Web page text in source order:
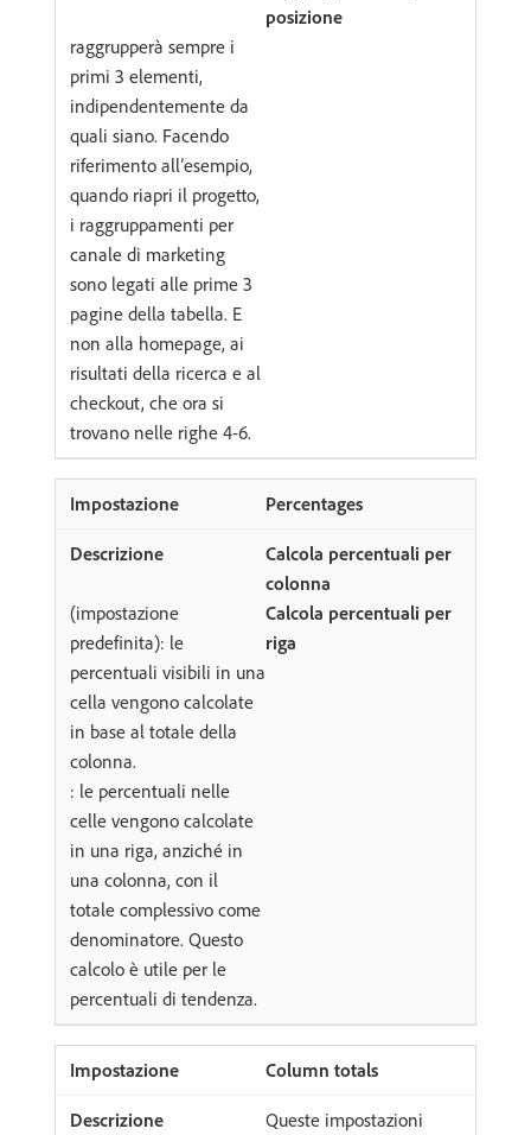
posizione
raggrupperà sempre i
primi 3 elementi,
indipendentemente da
quali siano. Facendo
riferimento all’esempio,
quando riapri il progetto,
i raggruppamenti per
canale di marketing
sono legati alle prime 3
pagine della tabella. E
non alla homepage, ai
risultati della ricerca e al
checkout, che ora si
trovano nelle righe 4-6.
Percentages
Calcola percentuali per
colonna
(impostazione
predefinita): le
percentuali visibili in una
cella vengono calcolate
in base al totale della
colonna.
Calcola percentuali per
riga
: le percentuali nelle
celle vengono calcolate
in una riga, anziché in
una colonna, con il
totale complessivo come
denominatore. Questo
calcolo è utile per le
percentuali di tendenza.
Column totals
Queste impostazioni